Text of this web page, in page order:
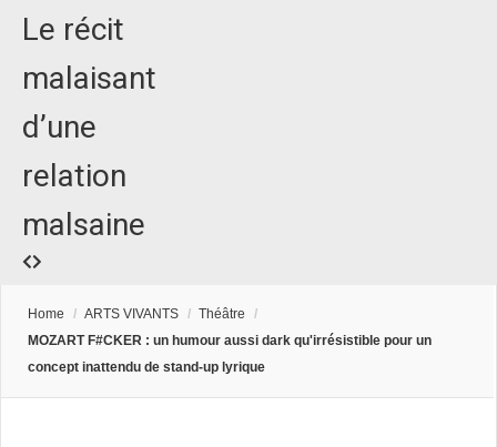
Le récit
malaisant
d’une
relation
malsaine
Home / ARTS VIVANTS / Théâtre
/
MOZART F#CKER : un humour aussi dark qu'irrésistible pour un
concept inattendu de stand-up lyrique